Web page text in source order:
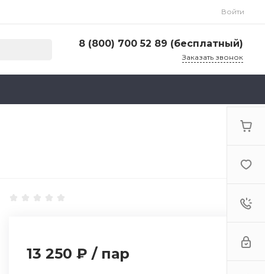
Войти
8 (800) 700 52 89 (бесплатный)
13, 4-й этаж
Заказать звонок
13 250 ₽ / пар